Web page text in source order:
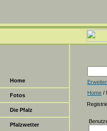
Home
Fotos
Die Pfalz
Pfalzwetter
Home /